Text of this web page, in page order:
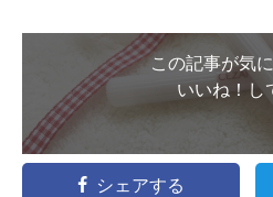
この記事が気
いいね！
シェアする